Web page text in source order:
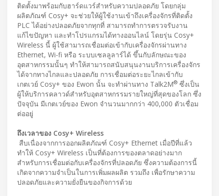
ติดตั้งมาพร้อมกับฮาร์ดแวร์สำหรับความปลอดภัย โดยกลุ่ม
ผลิตภัณฑ์ Cosy+ จะช่วยให้ผู้ใช้งานเข้าถึงเครื่องจักรที่ติดตั้ง
PLC ได้อย่างปลอดภัยจากทุกที่ สามารถทำการตรวจรับงาน
แก้ไขปัญหา และทำโปรแกรมได้ทางออนไลน์ โดยรุ่น Cosy+
Wireless นี้ ผู้ใช้สามารถเชื่อมต่อเข้ากับเครื่องจักรผ่านทาง
Ethernet, Wi-fi หรือ ระบบเซลลูลาร์ได้ ขึ้นกับลักษณะของ
อุตสาหกรรมนั้นๆ ทำให้สามารถสนับสนุนงานบริการเครื่องจักร
ได้จากทางไกลและปลอดภัย การเชื่อมต่อระยะไกลเข้ากับ
เกตเวย์ Cosy+ ของ Ewon นั้น จะทำผ่านทาง Talk2M® ซึ่งเป็น
ผู้ให้บริการคลาวด์สำหรับอุตสาหกรรมรายใหญ่ที่สุดของโลก ซึ่ง
ปัจจุบัน มีเกตเวย์ของ Ewon จำนวนมากกว่า 400,000 ตัวเชื่อม
ต่ออยู่
ถึงเวลาของ Cosy+ Wireless
สืบเนื่องจากการออกผลิตภัณฑ์ Cosy+ Ethernet เมื่อปีที่แล้ว
ทำให้ Cosy+ Wireless เป็นที่ต้องการของตลาดอย่างมาก
สำหรับการเชื่อมต่อกับเครื่องจักรที่ปลอดภัย ซึ่งความต้องการนี้
เกิดจากความจำเป็นในการเพิ่มผลผลิต รวมถึง เพื่อรักษาความ
ปลอดภัยและความยั่งยืนของกิจการด้วย